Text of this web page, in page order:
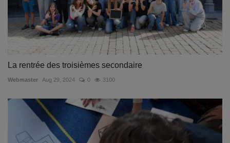
La rentrée des troisièmes secondaire
Webmaster Aug 29, 2024 0 3100